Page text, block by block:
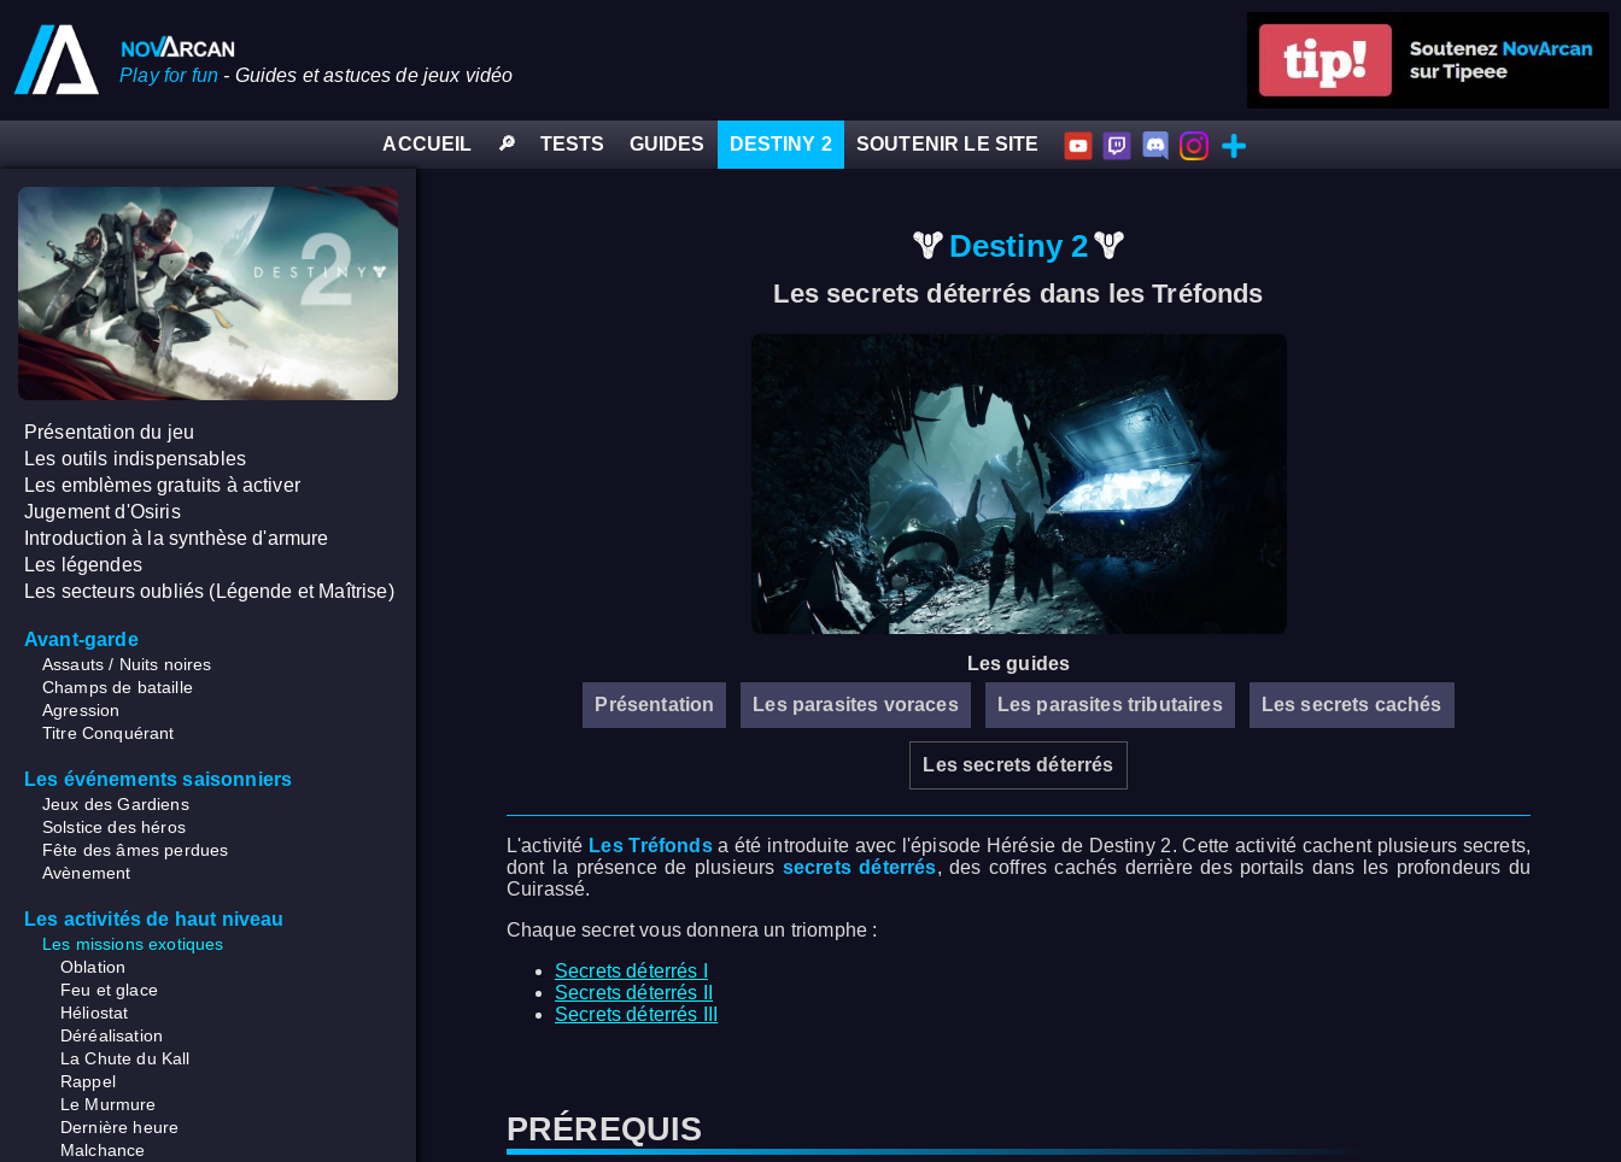
Play for fun - Guides et astuces de jeux vidéo
ACCUEIL 🔎 TESTS GUIDES DESTINY 2 SOUTENIR LE SITE
Présentation du jeu
Les outils indispensables
Les emblèmes gratuits à activer
Jugement d'Osiris
Introduction à la synthèse d'armure
Les légendes
Les secteurs oubliés (Légende et Maîtrise)
Avant-garde
Assauts / Nuits noires
Champs de bataille
Agression
Titre Conquérant
Les événements saisonniers
Jeux des Gardiens
Solstice des héros
Fête des âmes perdues
Avènement
Les activités de haut niveau
Les missions exotiques
Oblation
Feu et glace
Héliostat
Déréalisation
La Chute du Kall
Rappel
Le Murmure
Dernière heure
Malchance
Destiny 2
Les secrets déterrés dans les Tréfonds
Les guides
Présentation
Les parasites voraces Les parasites tributaires Les secrets cachés
Les secrets déterrés
L'activité Les Tréfondsa été introduite avec l'épisode Hérésie de Destiny 2. Cette activité cachent plusieurs secrets,
dont la présence de plusieurs secrets déterrés, des coffres cachés derrière des portails dans les profondeurs du
Cuirassé.
Chaque secret vous donnera un triomphe :
Secrets déterrés I
Secrets déterrés II
Secrets déterrés III
PRÉREQUIS